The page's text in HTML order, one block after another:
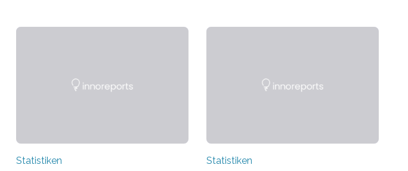
Statistiken Statistiken